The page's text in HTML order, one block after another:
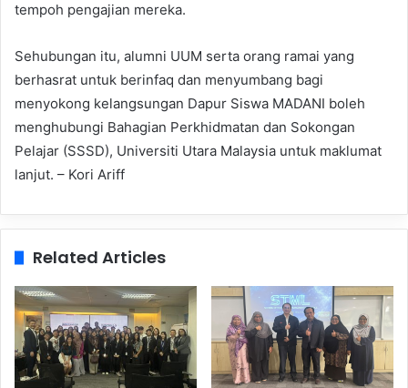
tempoh pengajian mereka.
Sehubungan itu, alumni UUM serta orang ramai yang
berhasrat untuk berinfaq dan menyumbang bagi
menyokong kelangsungan Dapur Siswa MADANI boleh
menghubungi Bahagian Perkhidmatan dan Sokongan
Pelajar (SSSD), Universiti Utara Malaysia untuk maklumat
lanjut. – Kori Ariff
Related Articles